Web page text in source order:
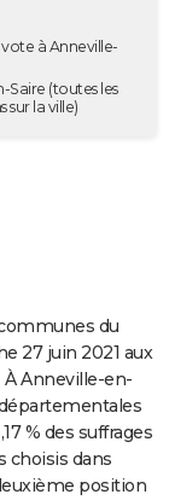
à Anneville-
Saire (toutes les
sur la ville)
du
27 juin 2021 aux
Anneville-en-
% des suffrages
choisis dans
position